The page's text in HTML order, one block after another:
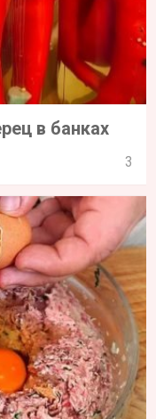
в банках
3